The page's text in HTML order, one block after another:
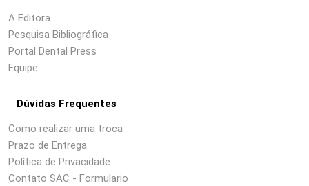
A Editora
Pesquisa Bibliográfica
Portal Dental Press
Equipe
Dúvidas Frequentes
Como realizar uma troca
Prazo de Entrega
Política de Privacidade
Contato SAC - Formulario